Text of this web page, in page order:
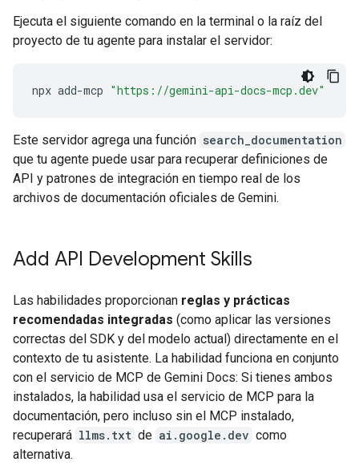
Ejecuta el siguiente comando en la terminal o la raíz del
proyecto de tu agente para instalar el servidor:
npx add-mcp "https://gemini-api-docs-mcp.dev"
Este servidor agrega una función search_documentation
que tu agente puede usar para recuperar definiciones de
API y patrones de integración en tiempo real de los
archivos de documentación oficiales de Gemini.
Add API Development Skills
Las habilidades proporcionan reglas y prácticas
recomendadas integradas (como aplicar las versiones
correctas del SDK y del modelo actual) directamente en el
contexto de tu asistente. La habilidad funciona en conjunto
con el servicio de MCP de Gemini Docs: Si tienes ambos
instalados, la habilidad usa el servicio de MCP para la
documentación, pero incluso sin el MCP instalado,
recuperará llms.txt de ai.google.dev como
alternativa.